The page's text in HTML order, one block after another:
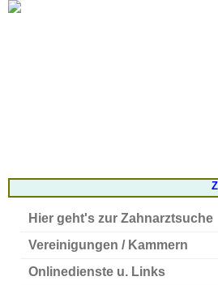
Hier geht's zur Zahnarztsuche
Vereinigungen / Kammern
Onlinedienste u. Links